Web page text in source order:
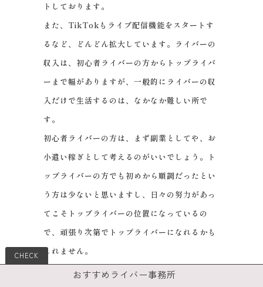
トしております。
また、TikTokもライブ配信機能をスタートす
るなど、どんどん拡大しています。ライバーの
収入は、初心者ライバーの方からトップライバ
ーまで幅がありますが、一般的にライバーの収
入だけで生活するのは、なかなか難しい所で
す。
初心者ライバーの方は、まず副業としてや、お
小遣い稼ぎとして考えるのがいいでしょう。ト
ップライバーの方でも初めから順調だったとい
う方は少ないと思いますし、日々の努力があっ
てこそトップライバーの位置になっているの
で、頑張り次第でトップライバーになれるかも
しれません。
おすすめライバー事務所